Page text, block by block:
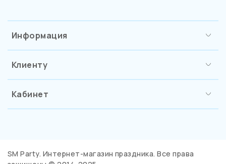
Информация
Клиенту
Кабинет
SM Party. Интернет-магазин праздника. Все права